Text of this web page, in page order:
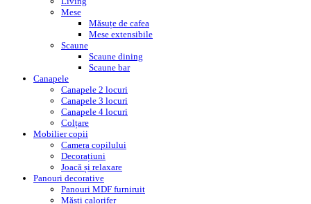
Mese
Măsuțe de cafea
Mese extensibile
Scaune
Scaune dining
Scaune bar
Canapele
Canapele 2 locuri
Canapele 3 locuri
Canapele 4 locuri
Colțare
Mobilier copii
Camera copilului
Decorațiuni
Joacă și relaxare
Panouri decorative
Panouri MDF furniruit
Măști calorifer